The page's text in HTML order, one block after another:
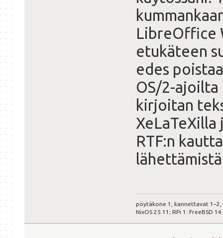
LibreOffice
etukäteen
edes
OS/2-ajoilta
kirjoitan
XeLaTeXilla
RTF:n
pöytäkone 1, kannettavat 1–2,
NixOS 25.11; RPi 1: FreeBSD